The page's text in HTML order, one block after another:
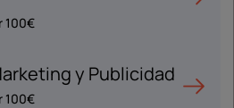
100€
y Publicidad
100€